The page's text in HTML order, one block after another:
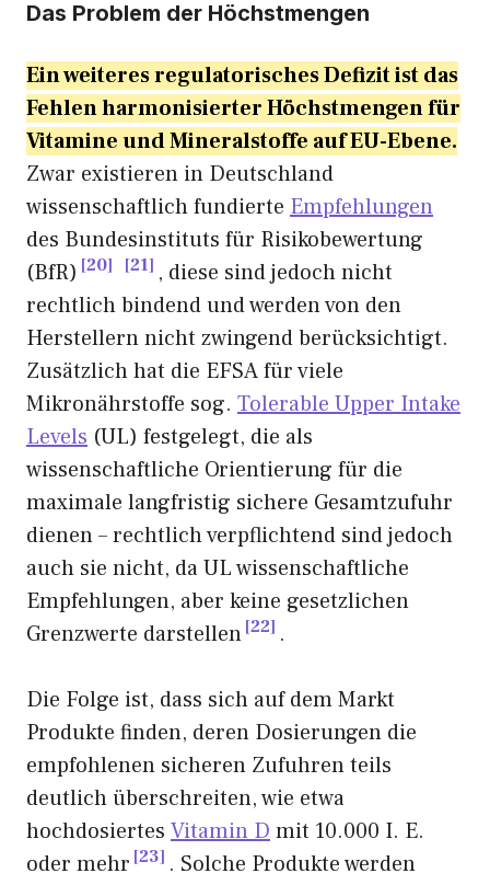
Das Problem der Höchstmengen
Ein weiteres regulatorisches Defizit ist das
Fehlen harmonisierter Höchstmengen für
Vitamine und Mineralstoffe auf EU-Ebene.
Zwar existieren in Deutschland
wissenschaftlich fundierte Empfehlungen
des Bundesinstituts für Risikobewertung
(BfR) 20 21 , diese sind jedoch nicht
rechtlich bindend und werden von den
Herstellern nicht zwingend berücksichtigt.
Zusätzlich hat die EFSA für viele
Mikronährstoffe sog. Tolerable Upper Intake
Levels (UL) festgelegt, die als
wissenschaftliche Orientierung für die
maximale langfristig sichere Gesamtzufuhr
dienen – rechtlich verpflichtend sind jedoch
auch sie nicht, da UL wissenschaftliche
Empfehlungen, aber keine gesetzlichen
Grenzwerte darstellen 22 .
Die Folge ist, dass sich auf dem Markt
Produkte finden, deren Dosierungen die
empfohlenen sicheren Zufuhren teils
deutlich überschreiten, wie etwa
hochdosiertes Vitamin D mit 10.000 I. E.
oder mehr 23 . Solche Produkte werden